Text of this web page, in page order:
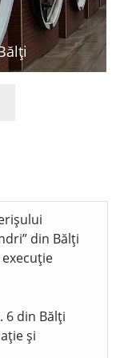
din Bălți
6 din Bălți
și